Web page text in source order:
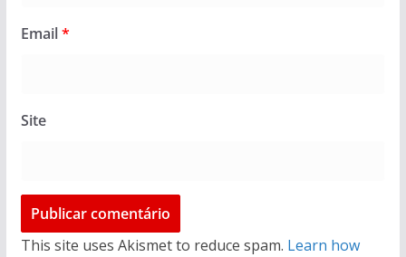
Email*
Site
This site uses Akismet to reduce spam. Learn how